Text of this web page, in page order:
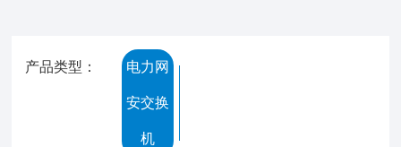
产品类型： 电力网
安交换
机